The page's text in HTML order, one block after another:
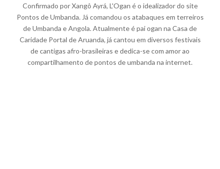
Confirmado por Xangô Ayrá, L'Ogan é o idealizador do site
Pontos de Umbanda. Já comandou os atabaques em terreiros
de Umbanda e Angola. Atualmente é pai ogan na Casa de
Caridade Portal de Aruanda, já cantou em diversos festivais
de cantigas afro-brasileiras e dedica-se com amor ao
compartilhamento de pontos de umbanda na internet.